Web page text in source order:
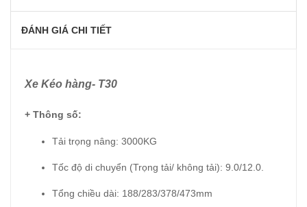
ĐÁNH GIÁ CHI TIẾT
Xe Kéo hàng- T30
+ Thông số:
Tải trọng nâng: 3000KG
Tốc độ di chuyển (Trọng tải/ không tải): 9.0/12.0.
Tổng chiều dài: 188/283/378/473mm